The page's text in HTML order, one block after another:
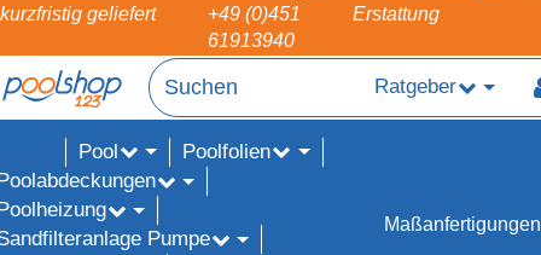
kurzfristig geliefert
+49 (0)451
61913940
Erstattung
Ratgeber
Pool
Poolfolien
Pumpe
Maßanfertigungen